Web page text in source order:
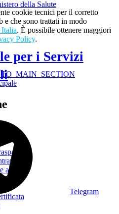
cookie tecnici per il corretto
e che sono trattati in modo
. È possibile ottenere maggiori
Policy.
della Salute
per i Servizi
Telegram
avvisi